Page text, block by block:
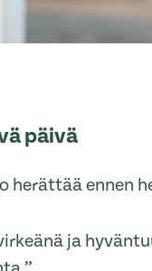
päivä
herättää ennen
ja